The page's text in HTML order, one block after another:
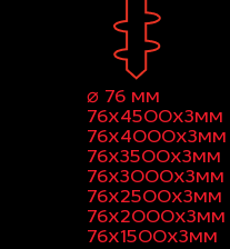
⌀ 76 мм
76x4500x3мм
76x4000x3мм
76x3500x3мм
76x3000x3мм
76x2500x3мм
76x2000x3мм
76x1500x3мм